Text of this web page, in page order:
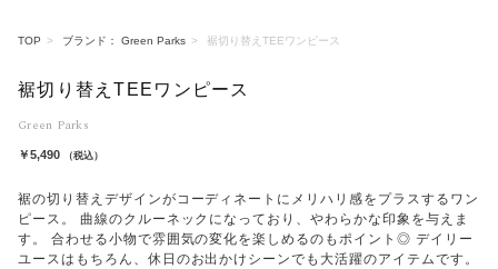
TOP ブランド： Green Parks 裾切り替えTEEワンピース
裾切り替えTEEワンピース
Green Parks
￥5,490 （税込）
裾の切り替えデザインがコーディネートにメリハリ感をプラスするワン
ピース。 曲線のクルーネックになっており、やわらかな印象を与えま
す。 合わせる小物で雰囲気の変化を楽しめるのもポイント◎ デイリー
ユースはもちろん、休日のお出かけシーンでも大活躍のアイテムです。